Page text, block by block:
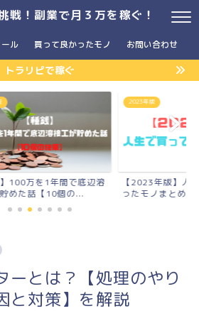
戦！副業で月３万を稼ぐ！
ル 買って良かったモノ お問い合わせ
トラリピで稼ぐ
】100万を1年間で底辺溶
めた話【10個の...
2023年版
【2023年版】人
ったモノまとめ
ーとは？【処理のやり
と対策】を解説